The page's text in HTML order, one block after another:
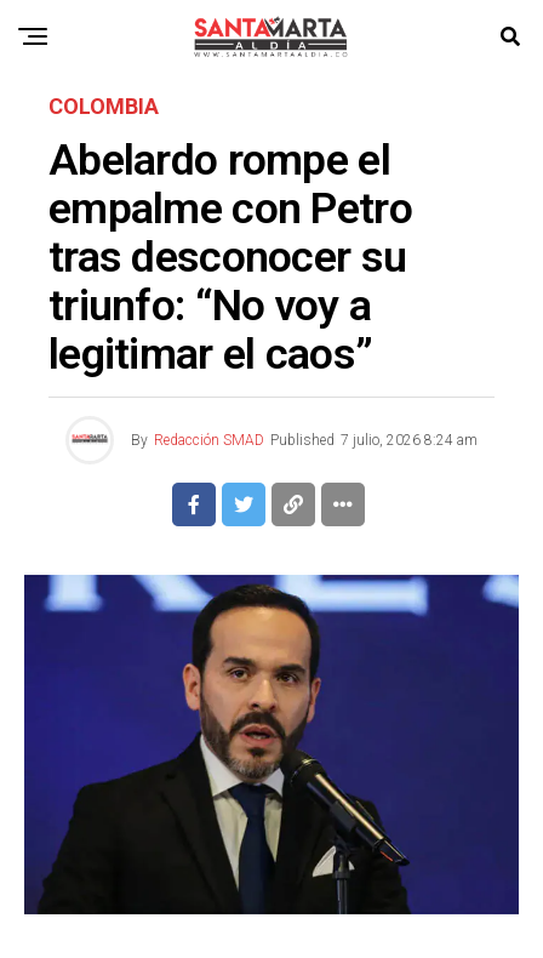
COLOMBIA
Abelardo rompe el
empalme con Petro
tras desconocer su
triunfo: “No voy a
legitimar el caos”
By Redacción SMAD Published 7 julio, 2026 8:24 am